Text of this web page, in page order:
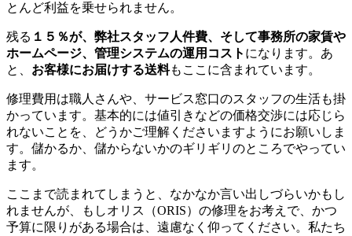
とんど利益を乗せられません。
残る １５％が、弊社スタッフ人件費、そして事務所の家賃や
ホームページ、管理システムの運用コスト になります。あ
と、 お客様にお届けする送料もここに含まれています。
修理費用は職人さんや、サービス窓口のスタッフの生活も掛
かっています。基本的には値引きなどの価格交渉には応じら
れないことを、どうかご理解くださいますようにお願いしま
す。儲かるか、儲からないかのギリギリのところでやってい
ます。
ここまで読まれてしまうと、なかなか言い出しづらいかもし
れませんが、もしオリス（ORIS）の修理をお考えで、かつ
予算に限りがある場合は、遠慮なく仰ってください。私たち